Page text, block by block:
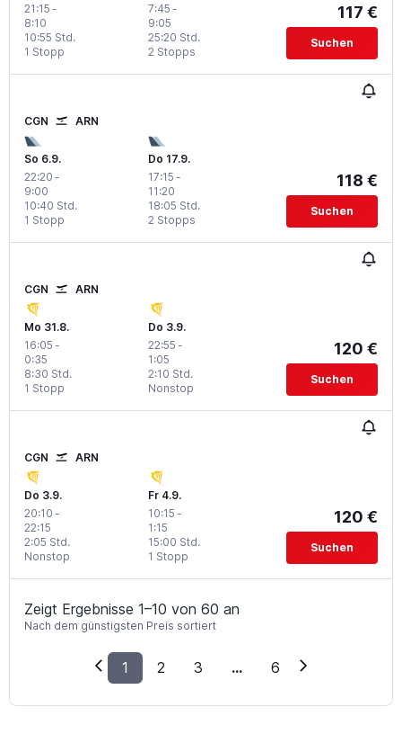
21:15 -
8:10
1 Stopp
10:55 Std.
7:45 -
9:05
2 Stopps
25:20 Std.
117 €
Suchen
CGN ARN
So 6.9.
22:20 -
9:00
1 Stopp
10:40 Std.
Do 17.9.
17:15 -
11:20
2 Stopps
18:05 Std.
118 €
Suchen
CGN ARN
Mo 31.8.
16:05 -
0:35
1 Stopp
8:30 Std.
Do 3.9.
22:55 -
1:05
Nonstop
2:10 Std.
120 €
Suchen
CGN ARN
Do 3.9.
20:10 -
22:15
Nonstop
2:05 Std.
Fr 4.9.
10:15 -
1:15
1 Stopp
15:00 Std.
120 €
Suchen
Zeigt Ergebnisse 1–10 von 60 an
Nach dem günstigsten Preis sortiert
1 2 3 ... 6